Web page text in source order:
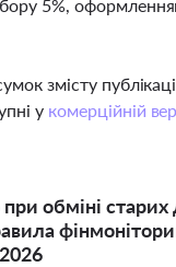
5%,
змісту
у комерційній
обміні старих